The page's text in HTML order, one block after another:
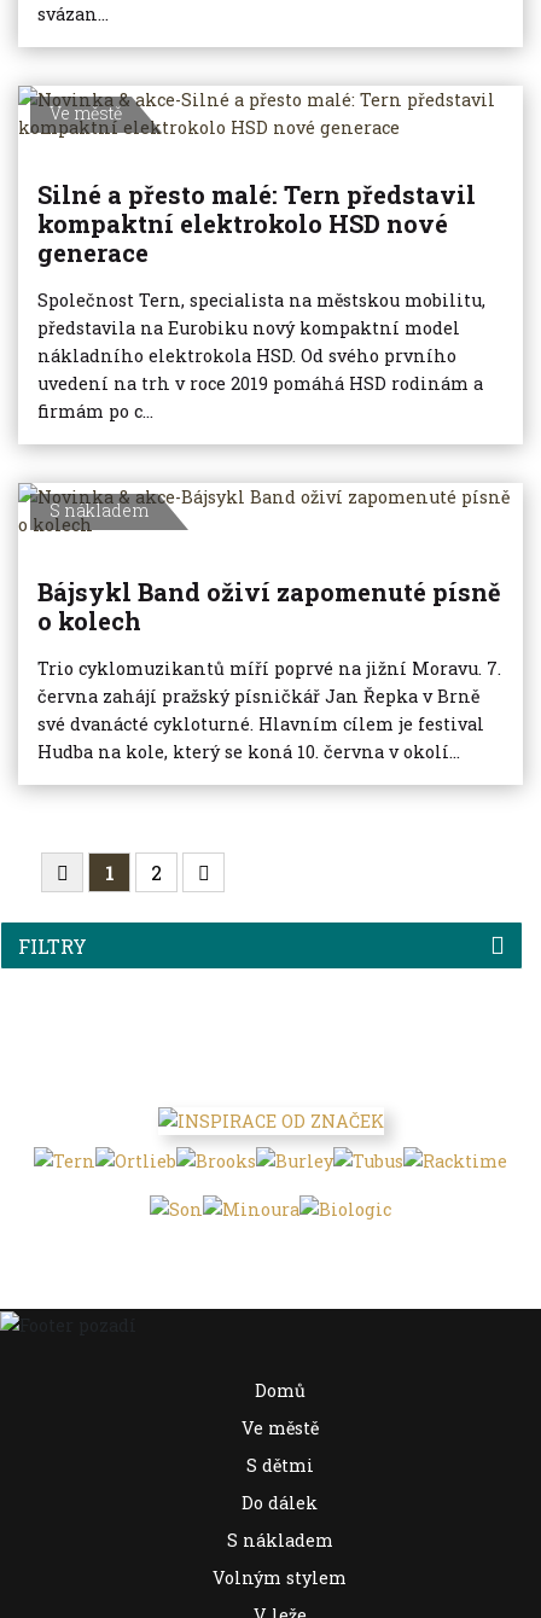
FILTRY
svázan...
Ve městě
Silné a přesto malé: Tern představil
kompaktní elektrokolo HSD nové
generace
Společnost Tern, specialista na městskou mobilitu,
představila na Eurobiku nový kompaktní model
nákladního elektrokola HSD. Od svého prvního
uvedení na trh v roce 2019 pomáhá HSD rodinám a
firmám po c...
S nákladem
Bájsykl Band oživí zapomenuté písně
o kolech
Trio cyklomuzikantů míří poprvé na jižní Moravu. 7.
června zahájí pražský písničkář Jan Řepka v Brně
své dvanácté cykloturné. Hlavním cílem je festival
Hudba na kole, který se koná 10. června v okolí...
1 2
Domů
Ve městě
S dětmi
Do dálek
S nákladem
Volným stylem